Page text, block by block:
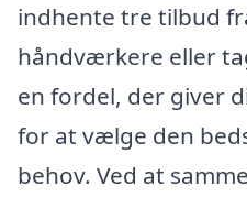
indhente tre tilbud
håndværkere eller
en fordel, der giver
for at vælge den
behov. Ved at